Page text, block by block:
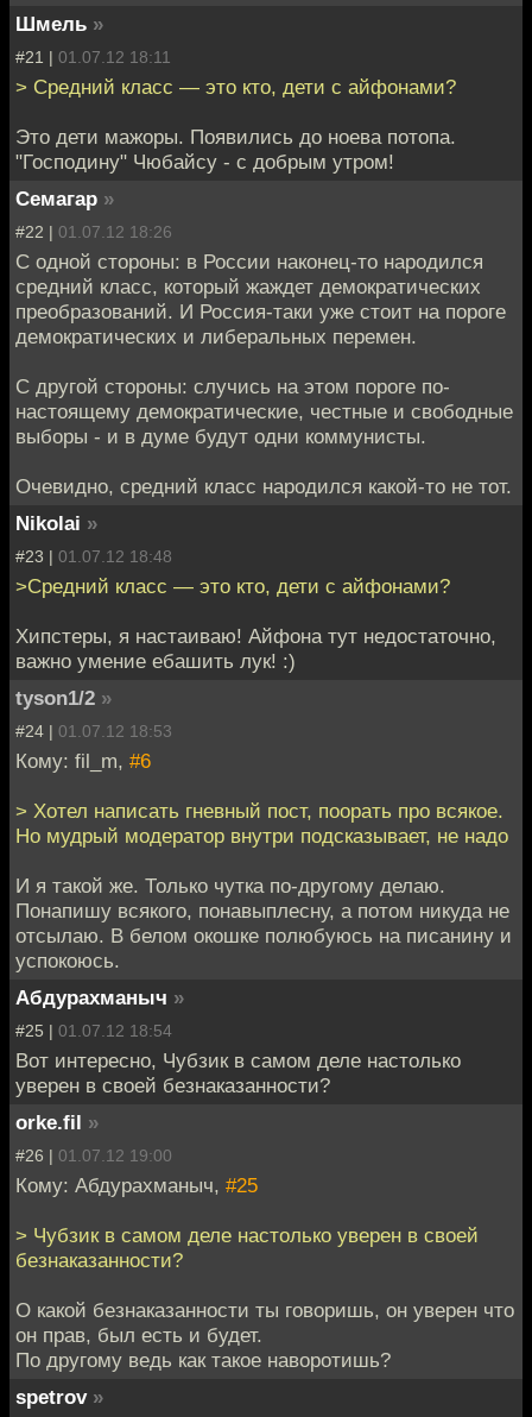
Шмель »
#21 | 01.07.12 18:11
> Средний класс — это кто, дети с айфонами?
Это дети мажоры. Появились до ноева потопа.
"Господину" Чюбайсу - с добрым утром!
Семагар »
#22 | 01.07.12 18:26
С одной стороны: в России наконец-то народился
средний класс, который жаждет демократических
преобразований. И Россия-таки уже стоит на пороге
демократических и либеральных перемен.
С другой стороны: случись на этом пороге по-
настоящему демократические, честные и свободные
выборы - и в думе будут одни коммунисты.
Очевидно, средний класс народился какой-то не тот.
Nikolai »
#23 | 01.07.12 18:48
>Средний класс — это кто, дети с айфонами?
Хипстеры, я настаиваю! Айфона тут недостаточно,
важно умение ебашить лук! :)
tyson1/2 »
#24 | 01.07.12 18:53
Кому: fil_m, #6
> Хотел написать гневный пост, поорать про всякое.
Но мудрый модератор внутри подсказывает, не надо
И я такой же. Только чутка по-другому делаю.
Понапишу всякого, понавыплесну, а потом никуда не
отсылаю. В белом окошке полюбуюсь на писанину и
успокоюсь.
Абдурахманыч »
#25 | 01.07.12 18:54
Вот интересно, Чубзик в самом деле настолько
уверен в своей безнаказанности?
orke.fil »
#26 | 01.07.12 19:00
Кому: Абдурахманыч, #25
> Чубзик в самом деле настолько уверен в своей
безнаказанности?
О какой безнаказанности ты говоришь, он уверен что
он прав, был есть и будет.
По другому ведь как такое наворотишь?
spetrov »